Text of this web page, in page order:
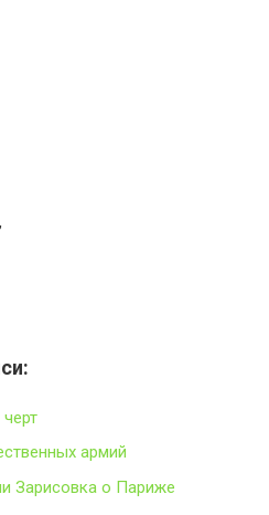
армий
Зарисовка о Париже